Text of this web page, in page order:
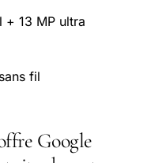
+ 13 MP ultra
fil
Google